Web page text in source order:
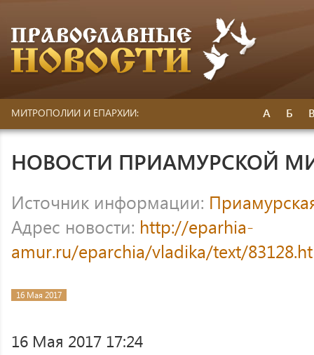
МИТРОПОЛИИ И ЕПАРХИИ: А Б
НОВОСТИ ПРИАМУРСКОЙ
Источник информации:
Адрес новости: http://eparhia-
amur.ru/eparchia/vladika/text/
16 Мая 2017
16 Мая 2017 17:24